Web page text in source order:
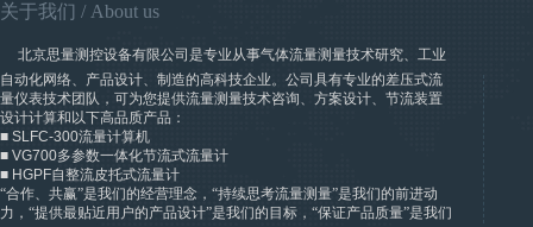
关于我们 / About us
北京思量测控设备有限公司是专业从事气体流量测量技术研究、工业
自动化网络、产品设计、制造的高科技企业。公司具有专业的差压式流
量仪表技术团队，可为您提供流量测量技术咨询、方案设计、节流装置
设计计算和以下高品质产品：
■ SLFC-300流量计算机
■ VG700多参数一体化节流式流量计
■ HGPF自整流皮托式流量计
“合作、共赢”是我们的经营理念，“持续思考流量测量”是我们的前进动
力，“提供最贴近用户的产品设计”是我们的目标，“保证产品质量”是我们